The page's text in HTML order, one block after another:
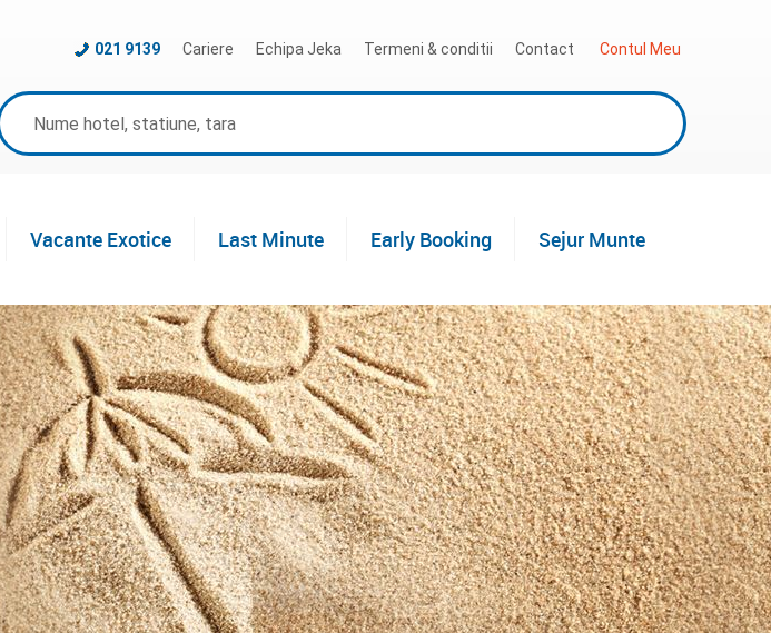
Cariere Echipa Jeka Termeni & conditii Contact Contul Meu
021 9139
Vacante Exotice Last Minute Early Booking Sejur Munte